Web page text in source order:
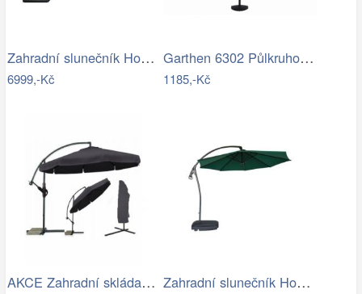
Zahradní slunečník Houseland Vexon s…
6999,-Kč
Garthen 6302 Půlkruhový zahradní…
1185,-Kč
AKCE Zahradní skládací slunečník LEVI… Zahradní slunečník Houseland Vortexa…